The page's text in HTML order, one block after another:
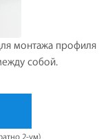
монтажа профиля
собой.
2-ум)